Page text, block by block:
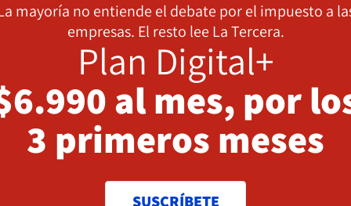
mayoría no entiende el debate por el impuesto a
empresas. El resto lee La Tercera.
Plan Digital+
al mes, por
3 primeros meses
SUSCRÍBETE